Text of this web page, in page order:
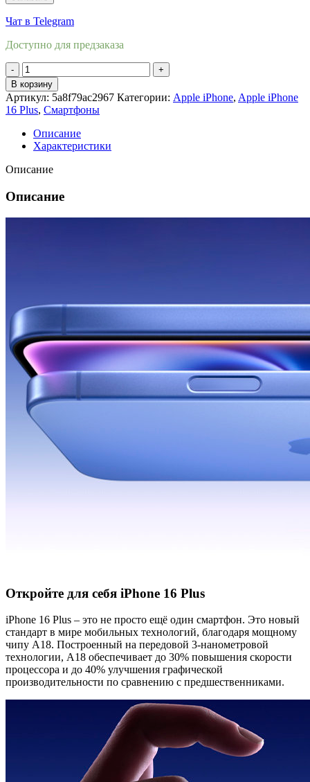
Чат в Telegram
Доступно для предзаказа
Количество
товара
Apple
iPhone
16
Plus
128Gb
White
(
)
В корзину
Артикул: 5a8f79ac2967 Категории: Apple iPhone, Apple iPhone
16 Plus, Смартфоны
Описание
Характеристики
Описание
Описание
Откройте для себя iPhone 16 Plus
iPhone 16 Plus – это не просто ещё один смартфон. Это новый
стандарт в мире мобильных технологий, благодаря мощному
чипу A18. Построенный на передовой 3-нанометровой
технологии, A18 обеспечивает до 30% повышения скорости
процессора и до 40% улучшения графической
производительности по сравнению с предшественниками.